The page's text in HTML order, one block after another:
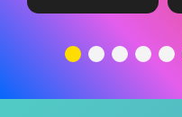
testo,
significato